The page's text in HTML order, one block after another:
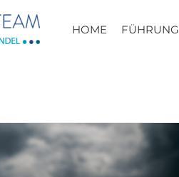
HOME FÜHRUNG